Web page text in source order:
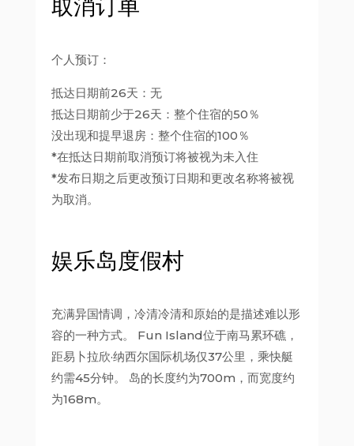
取消订单
个人预订：
抵达日期前26天：无
抵达日期前少于26天：整个住宿的50％
没出现和提早退房：整个住宿的100％
*在抵达日期前取消预订将被视为未入住
*发布日期之后更改预订日期和更改名称将被视
为取消。
娱乐岛度假村
充满异国情调，冷清冷清和原始的是描述难以形
容的一种方式。 Fun Island位于南马累环礁，
距易卜拉欣·纳西尔国际机场仅37公里，乘快艇
约需45分钟。 岛的长度约为700m，而宽度约
为168m。